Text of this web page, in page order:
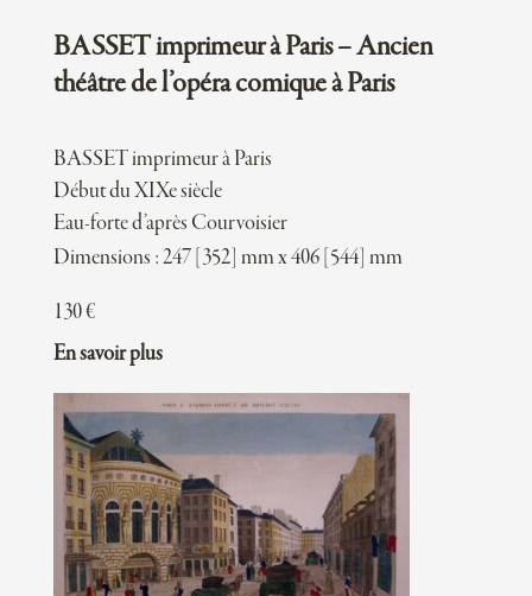
BASSET imprimeur à Paris – Ancien
théâtre de l’opéra comique à Paris
BASSET imprimeur à Paris
Début du XIXe siècle
Eau-forte d’après Courvoisier
Dimensions : 247 [352] mm x 406 [544] mm
130€
En savoir plus